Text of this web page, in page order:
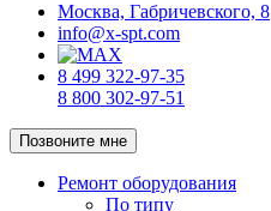
Москва, Габричевского, 8
info@x-spt.com
8 499 322-97-35
8 800 302-97-51
Позвоните мне
Ремонт оборудования
По типу